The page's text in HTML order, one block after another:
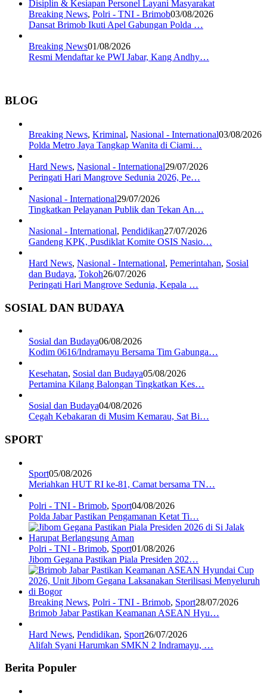
Breaking News, Polri - TNI - Brimob03/08/2026
Dansat Brimob Ikuti Apel Gabungan Polda …
Breaking News01/08/2026
Resmi Mendaftar ke PWI Jabar, Kang Andhy…
BLOG
Breaking News, Kriminal, Nasional - International03/08/2026
Polda Metro Jaya Tangkap Wanita di Ciami…
Hard News, Nasional - International29/07/2026
Peringati Hari Mangrove Sedunia 2026, Pe…
Nasional - International29/07/2026
Tingkatkan Pelayanan Publik dan Tekan An…
Nasional - International, Pendidikan27/07/2026
Gandeng KPK, Pusdiklat Komite OSIS Nasio…
Hard News, Nasional - International, Pemerintahan, Sosial
dan Budaya, Tokoh26/07/2026
Peringati Hari Mangrove Sedunia, Kepala …
SOSIAL DAN BUDAYA
Sosial dan Budaya06/08/2026
Kodim 0616/Indramayu Bersama Tim Gabunga…
Kesehatan, Sosial dan Budaya05/08/2026
Pertamina Kilang Balongan Tingkatkan Kes…
Sosial dan Budaya04/08/2026
Cegah Kebakaran di Musim Kemarau, Sat Bi…
SPORT
Sport05/08/2026
Meriahkan HUT RI ke-81, Camat bersama TN…
Polri - TNI - Brimob, Sport04/08/2026
Polda Jabar Pastikan Pengamanan Ketat Ti…
Polri - TNI - Brimob, Sport01/08/2026
Jibom Gegana Pastikan Piala Presiden 202…
Breaking News, Polri - TNI - Brimob, Sport28/07/2026
Brimob Jabar Pastikan Keamanan ASEAN Hyu…
Hard News, Pendidikan, Sport26/07/2026
Alifah Syani Harumkan SMKN 2 Indramayu, …
Berita Populer